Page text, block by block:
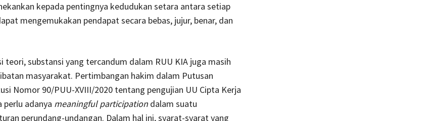
kepada pentingnya kedudukan setara antara setiap
mengemukakan pendapat secara bebas, jujur, benar, dan
teori, substansi yang tercandum dalam RUU KIA juga masih
masyarakat. Pertimbangan hakim dalam Putusan
Nomor 90/PUU-XVIII/2020 tentang pengujian UU Cipta Kerja
perlu adanya meaningful participation dalam suatu
perundang-undangan. Dalam hal ini, syarat-syarat yang